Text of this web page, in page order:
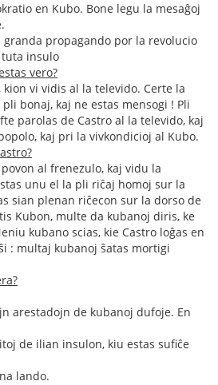
en Kubo. Bone legu la mesaĝoj
granda propagando por la revolucio
tuta insulo
vero?
vi vidis al la televido. Certe la
bonaj, kaj ne estas mensogi ! Pli
parolas de Castro al la televido, kaj
kaj pri la vivkondicioj al Kubo.
al frenezulo, kaj vidu la
unu el la pli riĉaj homoj sur la
sian plenan riĉecon sur la dorso de
Kubon, multe da kubanoj diris, ke
kubano scias, kie Castro loĝas en
: multaj kubanoj ŝatas mortigi
arestadojn de kubanoj dufoje. En
de ilian insulon, kiu estas sufiĉe
lando.